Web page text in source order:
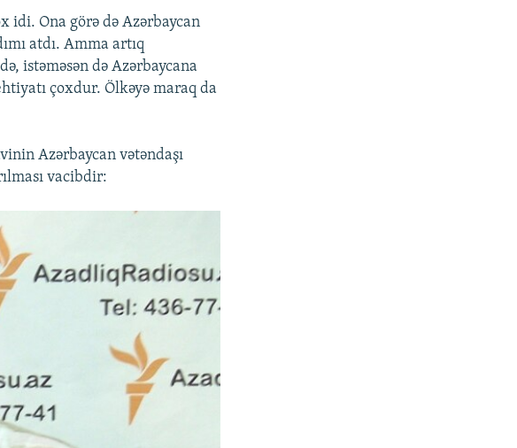
idi. Ona görə də Azərbaycan
atdı. Amma artıq
istəməsən də Azərbaycana
çoxdur. Ölkəyə maraq da
Azərbaycan vətəndaşı
vacibdir: